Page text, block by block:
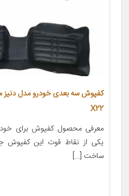
کفپوش سه بعدی خودرو مدل دنیز
X22
یکی از نقاط قوت این کفپوش
ساخت […]